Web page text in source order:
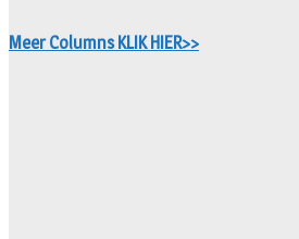
Meer Columns KLIK HIER>>